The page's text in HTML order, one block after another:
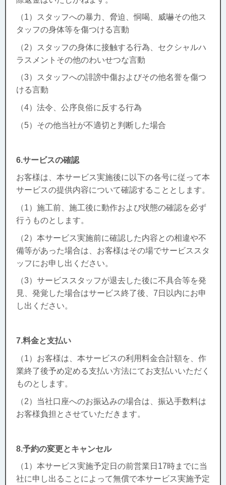
（1）スタッフへの暴力、脅迫、恫喝、威嚇その他ス
タッフの身体等を傷つける言動
（2）スタッフの身体に接触する行為、セクシャルハ
ラスメントその他のわいせつな言動
（3）スタッフへの誹謗中傷およびその他名誉を傷つ
ける言動
（4）法令、公序良俗に反する行為
（5）その他当社が不適切と判断した場合
6.サービスの確認
お客様は、本サービス実施後に以下の各号に従って本
サービスの提供内容について確認することとします。
（1）施工前、施工後に動作および状態の確認を必ず
行うものとします。
（2）本サービス実施前に確認した内容との相違や不
備等があった場合は、お客様はその場でサービススタ
ッフにお申し出ください。
（3）サービススタッフが退去した後に不具合等を発
見、発覚した場合はサービス終了後、7日以内にお申
し出ください。
7.料金と支払い
（1）お客様は、本サービスの利用料金合計額を、作
業終了後予め定める支払い方法にてお支払いいただく
ものとします。
（2）当社口座へのお振込みの場合は、振込手数料は
お客様負担とさせていただきます。
8.予約の変更とキャンセル
（1）本サービス実施予定日の前営業日17時までに当
社に申し出ることによって無償で本サービス実施予定